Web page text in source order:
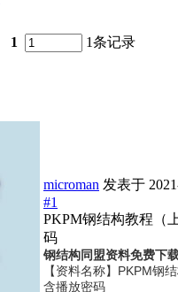
1 1条记录
microman 发表于
#1
PKPM钢结构教程（
码
钢结构同盟资料免费下
【资料名称】 PKPM钢
含播放密码